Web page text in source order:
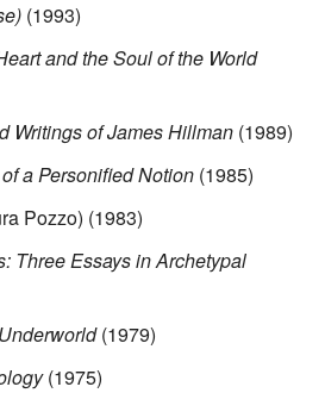
(1993)
and the Soul of the World
Writings of James Hillman (1989)
a Personified Notion (1985)
Pozzo) (1983)
Three Essays in Archetypal
(1979)
(1975)